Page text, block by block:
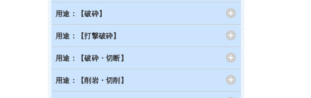
用途：【破砕】
用途：【打撃破砕】
用途：【破砕・切断】
用途：【削岩・切削】